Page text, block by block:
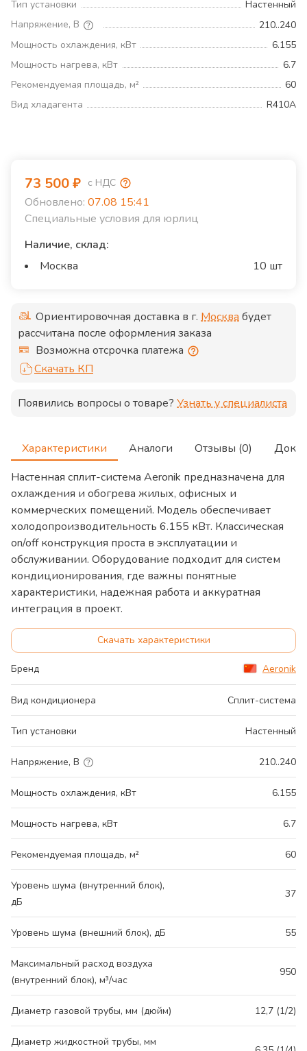
Тип установки
Настенный
Напряжение, В
210..240
Мощность охлаждения, кВт
6.155
Мощность нагрева, кВт
6.7
Рекомендуемая площадь, м²
60
Вид хладагента
R410A
73 500₽ с НДС
Обновлено: 07.08 15:41
Специальные условия для юрлиц
Наличие, склад:
Москва
10 шт
Ориентировочная доставка в г. Москвабудет
рассчитана после оформления заказа
Возможна отсрочка платежа
Скачать КП
Появились вопросы о товаре? Узнать у специалиста
Характеристики Аналоги Отзывы (0)
Настенная сплит-система Aeronik предназначена для
охлаждения и обогрева жилых, офисных и
коммерческих помещений. Модель обеспечивает
холодопроизводительность 6.155 кВт. Классическая
on/off конструкция проста в эксплуатации и
обслуживании. Оборудование подходит для систем
кондиционирования, где важны понятные
характеристики, надежная работа и аккуратная
интеграция в проект.
Скачать характеристики
Бренд Aeronik
Вид кондиционера Сплит-система
Тип установки Настенный
Напряжение, В 210..240
Мощность охлаждения, кВт 6.155
Мощность нагрева, кВт 6.7
Рекомендуемая площадь, м² 60
Уровень шума (внутренний блок),
дБ
37
Уровень шума (внешний блок), дБ 55
Максимальный расход воздуха
(внутренний блок), м³/час
950
Диаметр газовой трубы, мм (дюйм) 12,7 (1/2)
Диаметр жидкостной трубы, мм